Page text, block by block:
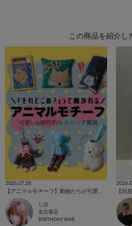
この商品を紹介し
2026.07.28
しほ
名古屋店
BIRTHDAY BAR
【頭